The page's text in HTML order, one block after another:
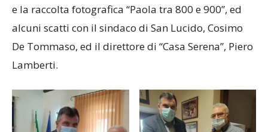
e la raccolta fotografica “Paola tra 800 e 900”, ed
alcuni scatti con il sindaco di San Lucido, Cosimo
De Tommaso, ed il direttore di “Casa Serena”, Piero
Lamberti.